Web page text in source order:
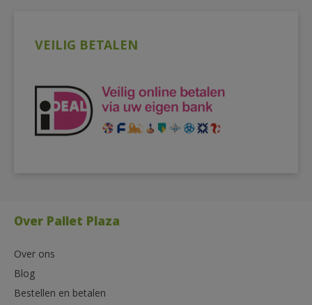
VEILIG BETALEN
Over Pallet Plaza
Over ons
Blog
Bestellen en betalen